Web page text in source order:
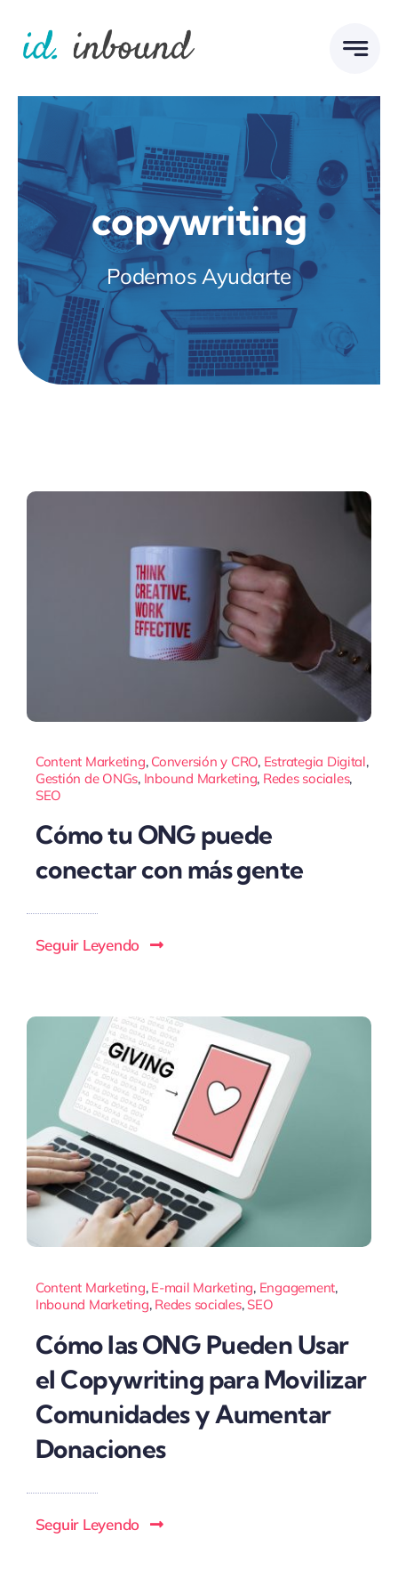
content
copywriting
Podemos Ayudarte
Content Marketing, Conversión y CRO, Estrategia Digital,
Gestión de ONGs, Inbound Marketing, Redes sociales,
SEO
Cómo tu ONG puede
conectar con más gente
Seguir Leyendo
Content Marketing, E-mail Marketing, Engagement,
Inbound Marketing, Redes sociales, SEO
Cómo las ONG Pueden Usar
el Copywriting para Movilizar
Comunidades y Aumentar
Donaciones
Seguir Leyendo